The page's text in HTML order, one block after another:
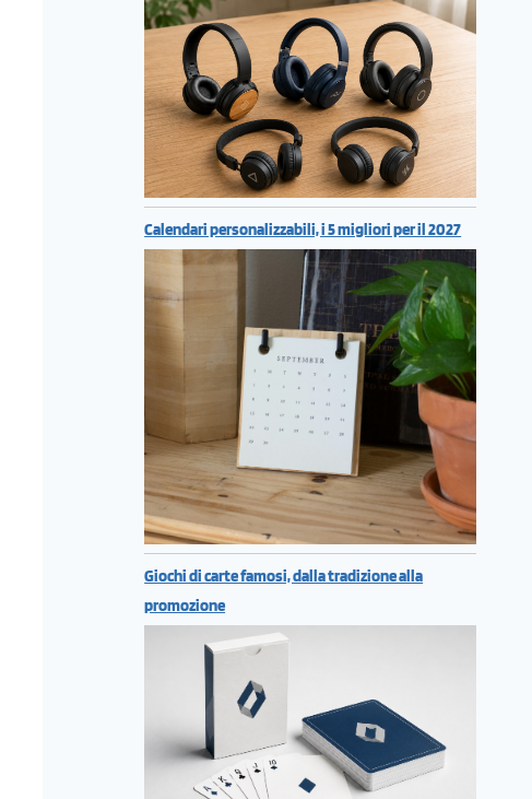
Calendari personalizzabili, i 5 migliori per il 2027
Giochi di carte famosi, dalla tradizione alla
promozione